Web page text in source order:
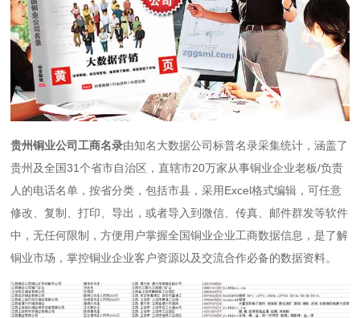
贵州铜业公司工商名录由知名大数据公司标普名录采集统计，涵盖了
贵州及全国31个省市自治区，直辖市20万家从事铜业企业老板/负责
人的电话名单，按省分类，包括市县，采用Excel格式编辑，可任意
修改、复制、打印、导出，或者导入到微信、传真、邮件群发等软件
中，无任何限制，方便用户掌握全国铜业企业工商数据信息，是了解
铜业市场，掌控铜业企业客户资源以及交流合作必备的数据资料。